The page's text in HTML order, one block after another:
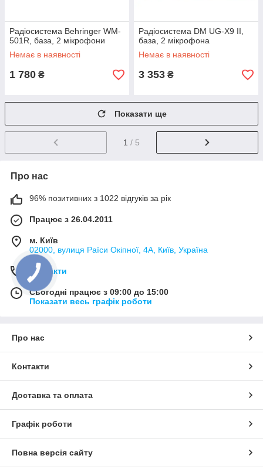
Радіосистема Behringer WM-
501R, база, 2 мікрофони
Немає в наявності
1 780 ₴
Радіосистема DM UG-X9 II,
база, 2 мікрофона
Немає в наявності
3 353 ₴
Показати ще
1 / 5
Про нас
96% позитивних з 1022 відгуків за рік
Працює з 26.04.2011
м. Київ
02000, вулиця Раїси Окіпної, 4А, Київ, Україна
Контакти
Сьогодні працює з 09:00 до 15:00
Показати весь графік роботи
Про нас
Контакти
Доставка та оплата
Графік роботи
Повна версія сайту